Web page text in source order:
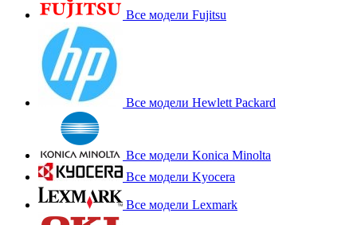
Все модели Fujitsu
Все модели Hewlett Packard
Все модели Konica Minolta
Все модели Kyocera
Все модели Lexmark